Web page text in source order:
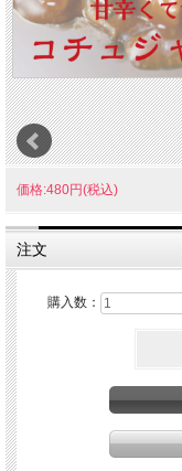
価格:480円(税込)
注文
購入数：